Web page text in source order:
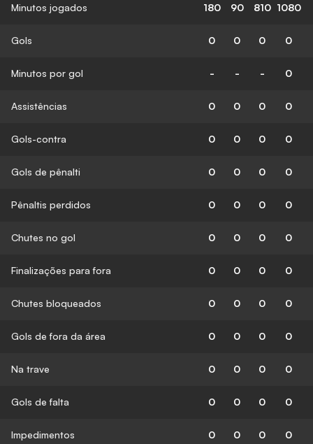
Minutos jogados 180 90 810 1080
Gols 0 0 0 0
Minutos por gol - - - 0
Assistências 0 0 0 0
Gols-contra 0 0 0 0
Gols de pênalti 0 0 0 0
Pênaltis perdidos 0 0 0 0
Chutes no gol 0 0 0 0
Finalizações para fora 0 0 0 0
Chutes bloqueados 0 0 0 0
Gols de fora da área 0 0 0 0
Na trave 0 0 0 0
Gols de falta 0 0 0 0
Impedimentos 0 0 0 0